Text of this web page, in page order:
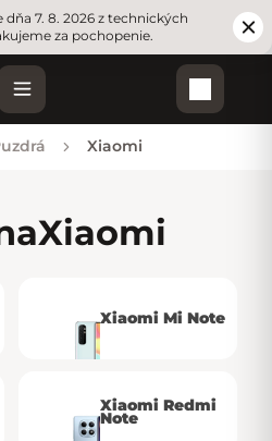
7. 8. 2026 z technických
za pochopenie.
Xiaomi
Xiaomi
Xiaomi Mi Note
Xiaomi Redmi
Note